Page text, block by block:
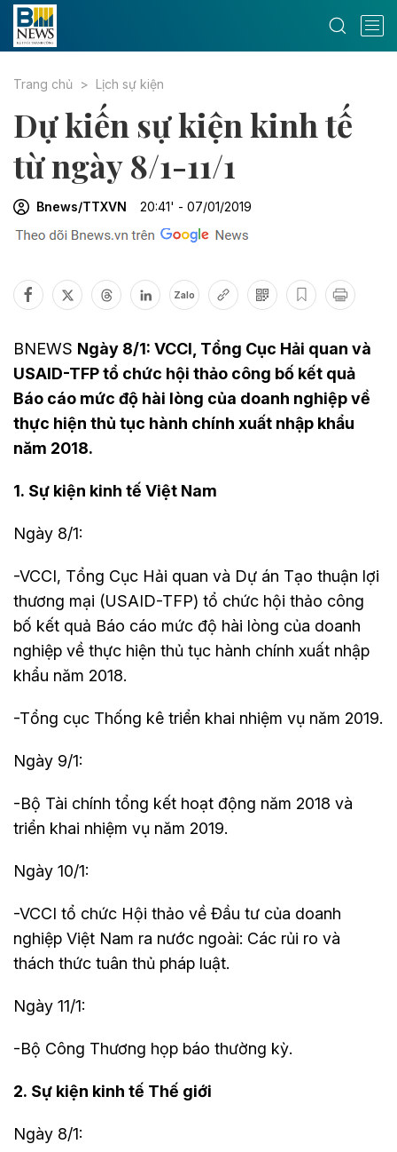
Trang chủ Lịch sự kiện
Dự kiến sự kiện kinh tế
từ ngày 8/1-11/1
Bnews/TTXVN 20:41' - 07/01/2019
Zalo
BNEWS Ngày 8/1: VCCI, Tổng Cục Hải quan và
USAID-TFP tổ chức hội thảo công bố kết quả
Báo cáo mức độ hài lòng của doanh nghiệp về
thực hiện thủ tục hành chính xuất nhập khẩu
năm 2018.
1. Sự kiện kinh tế Việt Nam
Ngày 8/1:
-VCCI, Tổng Cục Hải quan và Dự án Tạo thuận lợi
thương mại (USAID-TFP) tổ chức hội thảo công
bố kết quả Báo cáo mức độ hài lòng của doanh
nghiệp về thực hiện thủ tục hành chính xuất nhập
khẩu năm 2018.
-Tổng cục Thống kê triển khai nhiệm vụ năm 2019.
Ngày 9/1:
-Bộ Tài chính tổng kết hoạt động năm 2018 và
triển khai nhiệm vụ năm 2019.
Ngày 10/1:
-VCCI tổ chức Hội thảo về Đầu tư của doanh
nghiệp Việt Nam ra nước ngoài: Các rủi ro và
thách thức tuân thủ pháp luật.
Ngày 11/1:
-Bộ Công Thương họp báo thường kỳ.
2. Sự kiện kinh tế Thế giới
Ngày 8/1: